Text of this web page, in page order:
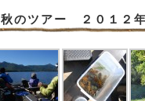
秋のツアー ２０１２